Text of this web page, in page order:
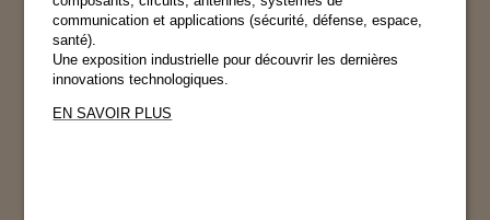
communication et applications (sécurité, défense, espace,
santé).
Une exposition industrielle pour découvrir les dernières
innovations technologiques.
EN SAVOIR PLUS